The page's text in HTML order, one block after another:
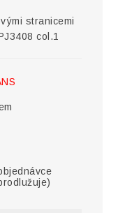
stranicemi
col.1